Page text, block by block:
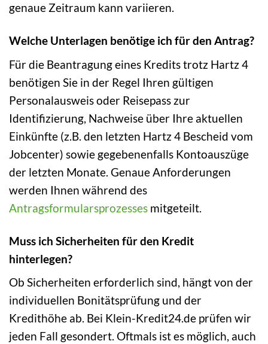
genaue Zeitraum kann variieren.
Welche Unterlagen benötige ich für den Antrag?
Für die Beantragung eines Kredits trotz Hartz 4
benötigen Sie in der Regel Ihren gültigen
Personalausweis oder Reisepass zur
Identifizierung, Nachweise über Ihre aktuellen
Einkünfte (z.B. den letzten Hartz 4 Bescheid vom
Jobcenter) sowie gegebenenfalls Kontoauszüge
der letzten Monate. Genaue Anforderungen
werden Ihnen während des
Antragsformularsprozesses mitgeteilt.
Muss ich Sicherheiten für den Kredit
hinterlegen?
Ob Sicherheiten erforderlich sind, hängt von der
individuellen Bonitätsprüfung und der
Kredithöhe ab. Bei Klein-Kredit24.de prüfen wir
jeden Fall gesondert. Oftmals ist es möglich, auch